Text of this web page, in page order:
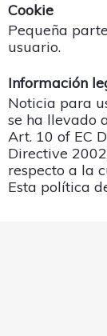
Cookie
Pequeña
usuario.
Información
Noticia para
se ha llevado
Art. 10 of EC
Directive
respecto a la
Esta política